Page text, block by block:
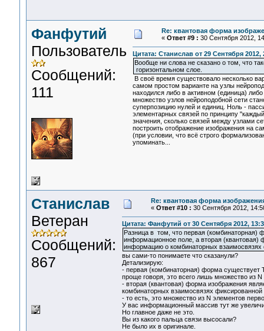
Фанфутий
Пользователь
Сообщений:
111
Re: квантовая форма
« Ответ #9 : 30 Сентября 2012,
Цитата: Станислав от 29 Сентября 2012,
Вообще ни слова не сказано о том, что
горизонтальном слое.
В своё время существовало несколько
самом простом варианте на узлы
находился либо в активном (единица)
множество узлов нейроподобной сети
суперпозицию нулей и единиц. Ноль -
элементарных связей по принципу
значения, сколько связей между узлами
построить отображение изображения на
(при условии, что всё строго
упоминать...
Станислав
Ветеран
Сообщений:
867
Re: квантовая форма
« Ответ #10 : 30 Сентября 2012,
Цитата: Фанфутий от 30 Сентября 2012,
Разница в том, что первая
информационное поле, а вторая (квантовая)
информацию о комбинаторных взаимосвязях
вы сами-то понимаете что сказанули?
Детализирую:
- первая (комбинаторная) форма существует
проще говоря, это всего лишь множество из N
- вторая (квантовая) форма изображения
комбинаторных взаимосвязях фиксированной
- то есть, это множество из N элементов
У вас информационный массив тут же
Но главное даже не это.
Вы из какого пальца связи высосали?
Не было их в оригинале.